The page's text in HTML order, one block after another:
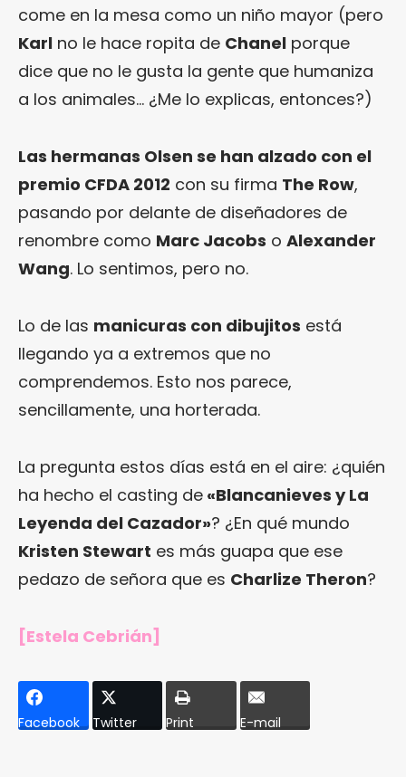
come en la mesa como un niño mayor (pero
Karl no le hace ropita de Chanel porque
dice que no le gusta la gente que humaniza
a los animales… ¿Me lo explicas, entonces?)
Las hermanas Olsen se han alzado con el
premio CFDA 2012 con su firma The Row,
pasando por delante de diseñadores de
renombre como Marc Jacobs o Alexander
Wang. Lo sentimos, pero no.
Lo de las manicuras con dibujitos está
llegando ya a extremos que no
comprendemos. Esto nos parece,
sencillamente, una horterada.
La pregunta estos días está en el aire: ¿quién
ha hecho el casting de «Blancanieves y La
Leyenda del Cazador»? ¿En qué mundo
Kristen Stewart es más guapa que ese
pedazo de señora que es Charlize Theron?
[Estela Cebrián]
Facebook Twitter Print E-mail